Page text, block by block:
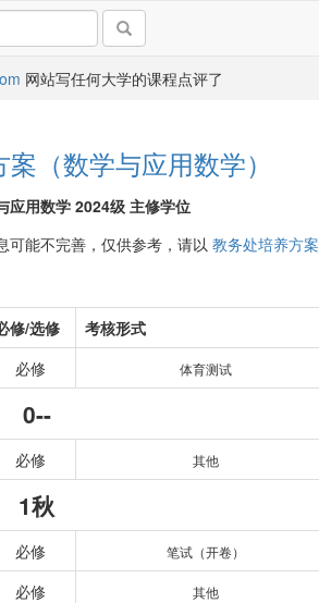
网站写任何大学的课程点评了
（数学与应用数学）
应用数学 2024级 主修学位
可能不完善，仅供参考，请以 教务处培养方案
修/选修 考核形式
必修 体育测试
0--
必修 其他
1秋
必修 笔试（开卷）
必修 其他